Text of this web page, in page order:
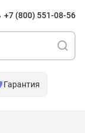
+7 (800) 551-08-56
Гарантия